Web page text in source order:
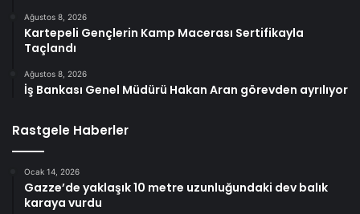
Ağustos 8, 2026
Kartepeli Gençlerin Kamp Macerası Sertifikayla
Taçlandı
Ağustos 8, 2026
İş Bankası Genel Müdürü Hakan Aran görevden ayrılıyor
Rastgele Haberler
Ocak 14, 2026
Gazze’de yaklaşık 10 metre uzunluğundaki dev balık
karaya vurdu